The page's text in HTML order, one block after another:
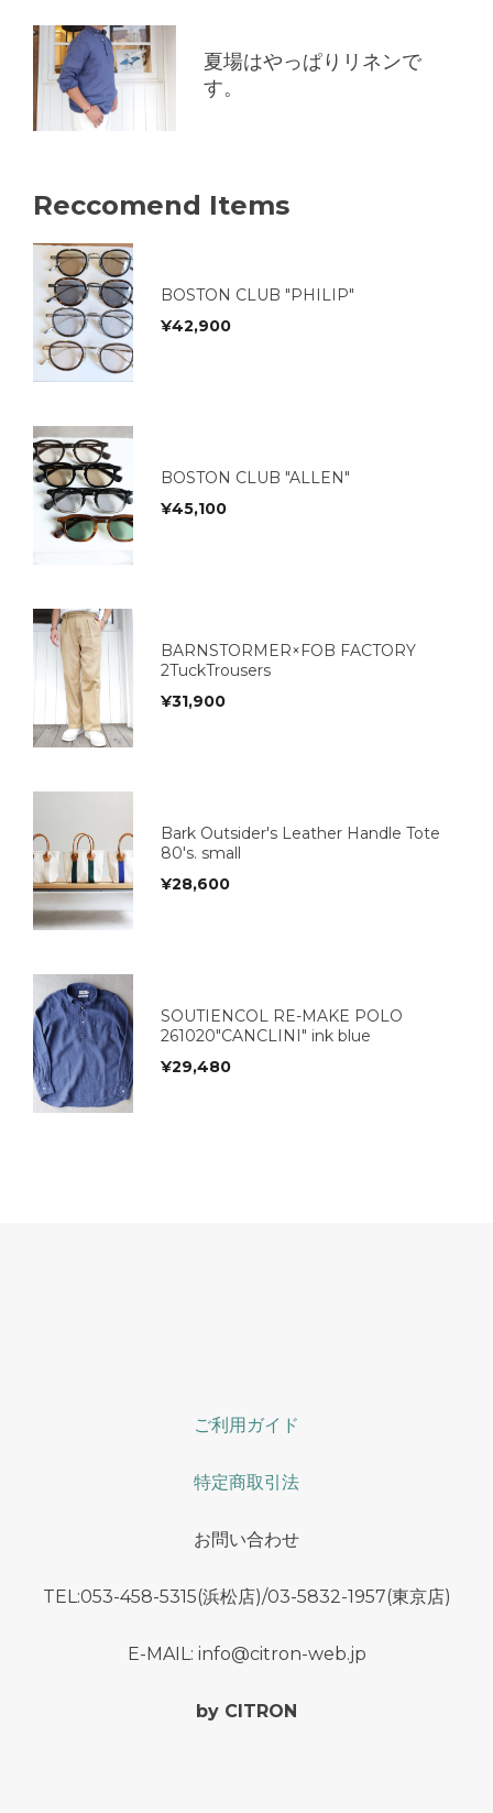
夏場はやっぱりリネンで
す。
Reccomend Items
BOSTON CLUB "PHILIP"
¥42,900
BOSTON CLUB "ALLEN"
¥45,100
BARNSTORMER×FOB FACTORY
2TuckTrousers
¥31,900
Bark Outsider's Leather Handle Tote
80's. small
¥28,600
SOUTIENCOL RE-MAKE POLO
261020"CANCLINI" ink blue
¥29,480
ご利用ガイド
特定商取引法
お問い合わせ
TEL:053-458-5315(浜松店)/03-5832-1957(東京店)
E-MAIL: info@citron-web.jp
by CITRON